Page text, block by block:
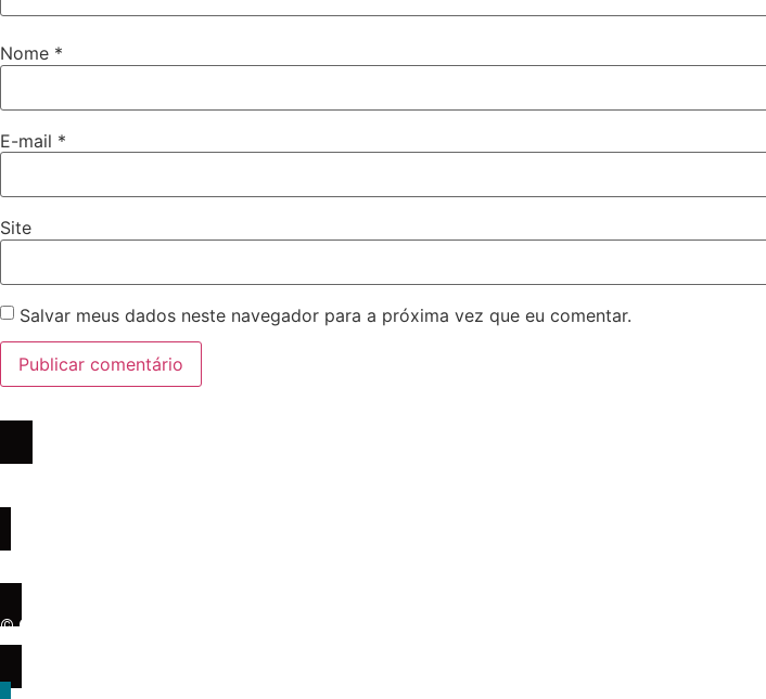
Nome *
E-mail *
Site
Salvar meus dados neste navegador para a próxima vez que eu comentar.
A notícia chega primeiro aqui !
© Copyright 2023 - Todos os Direitos Reservados
Desenvolvido por ARI LIMA CURSOS